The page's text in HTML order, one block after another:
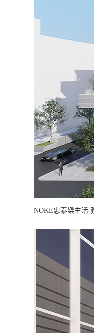
NOKE忠泰樂生活-